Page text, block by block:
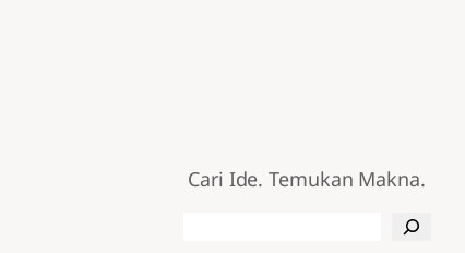
Cari Ide. Temukan Makna.